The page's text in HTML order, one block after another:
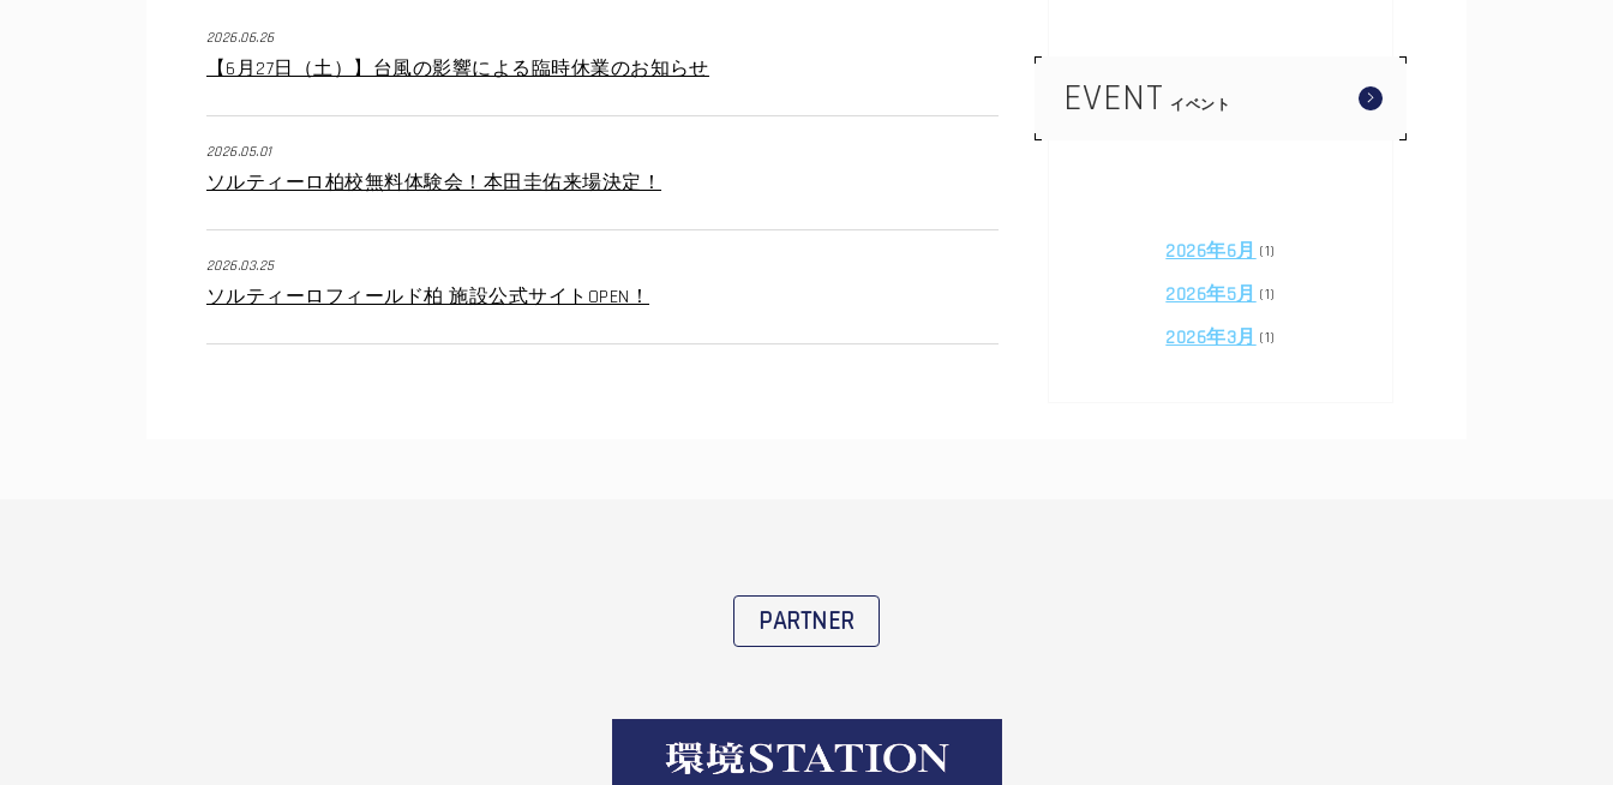
2026.06.26
【6月27日（土）】台風の影響による臨時休業のお知らせ
2026.05.01
ソルティーロ柏校無料体験会！本田圭佑来場決定！
2026.03.25
ソルティーロフィールド柏 施設公式サイトOPEN！
EVENT イベント
2026年6月 (1)
2026年5月 (1)
2026年3月 (1)
PARTNER